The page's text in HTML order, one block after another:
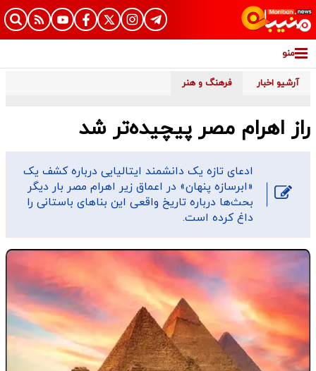
منو
آرشیو اخبار فرهنگ و هنر
راز اهرام مصر پیچیده‌تر شد
ادعای تازه یک دانشمند ایتالیایی درباره کشف یک
«ابرسازه پنهان» در اعماق زیر اهرام مصر بار دیگر
بحث‌ها درباره تاریخ واقعی این بناهای باستانی را
داغ کرده است.